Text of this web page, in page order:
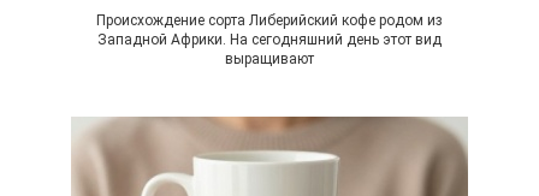
Происхождение сорта Либерийский кофе родом из
Западной Африки. На сегодняшний день этот вид
выращивают